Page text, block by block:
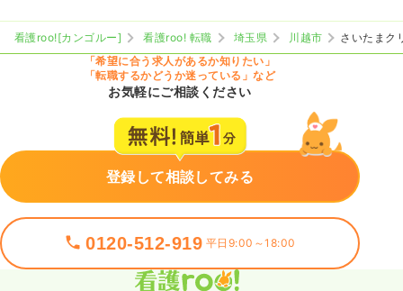
看護roo![カンゴルー] 看護roo! 転職 埼玉県 川越市
さいたまク
「希望に合う求人があるか知りたい」
「転職するかどうか迷っている」など
お気軽にご相談ください
登録して相談してみる
0120-512-919 平日9:00～18:00